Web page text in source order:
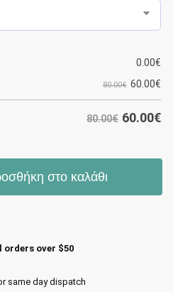
0.00€
80.00€ 60.00€
80.00€ 60.00€
στο καλάθι
orders over $50
same day dispatch